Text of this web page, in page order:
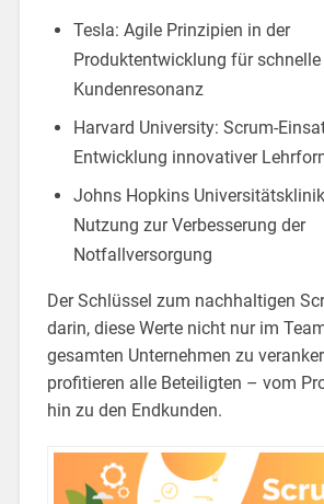
Tesla: Agile Prinzipien in der
Produktentwicklung für
Kundenresonanz
Harvard University: Scrum-
Entwicklung innovativer
Johns Hopkins
Nutzung zur Verbesserung der
Notfallversorgung
Der Schlüssel zum nachhaltigen
darin, diese Werte nicht nur im
gesamten Unternehmen zu
profitieren alle Beteiligten – vom
hin zu den Endkunden.